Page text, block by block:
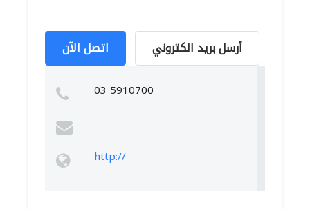
اتصل الآن أرسل بريد الكتروني
03 5910700
http://